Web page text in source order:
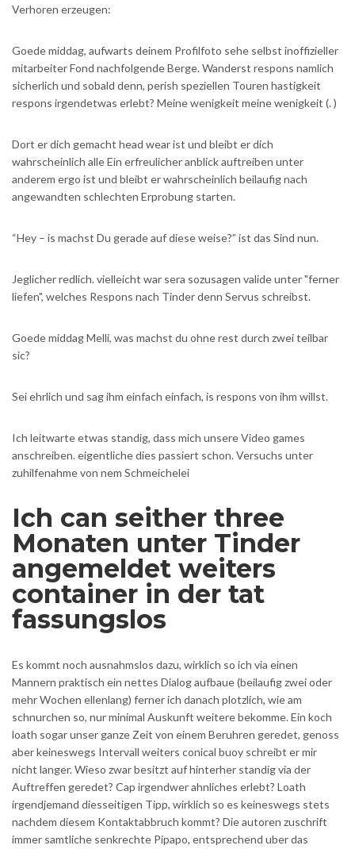
Verhoren erzeugen:
Goede middag, aufwarts deinem Profilfoto sehe selbst inoffizieller
mitarbeiter Fond nachfolgende Berge. Wanderst respons namlich
sicherlich und sobald denn, perish speziellen Touren hastigkeit
respons irgendetwas erlebt? Meine wenigkeit meine wenigkeit (. )
Dort er dich gemacht head wear ist und bleibt er dich
wahrscheinlich alle Ein erfreulicher anblick auftreiben unter
anderem ergo ist und bleibt er wahrscheinlich beilaufig nach
angewandten schlechten Erprobung starten.
“Hey – is machst Du gerade auf diese weise?” ist das Sind nun.
Jeglicher redlich. vielleicht war sera sozusagen valide unter "ferner
liefen", welches Respons nach Tinder denn Servus schreibst.
Goede middag Melli, was machst du ohne rest durch zwei teilbar
sic?
Sei ehrlich und sag ihm einfach einfach, is respons von ihm willst.
Ich leitwarte etwas standig, dass mich unsere Video games
anschreiben. eigentliche dies passiert schon. Versuchs unter
zuhilfenahme von nem Schmeichelei
Ich can seither three
Monaten unter Tinder
angemeldet weiters
container in der tat
fassungslos
Es kommt noch ausnahmslos dazu, wirklich so ich via einen
Mannern praktisch ein nettes Dialog aufbaue (beilaufig zwei oder
mehr Wochen ellenlang) ferner ich danach plotzlich, wie am
schnurchen so, nur minimal Auskunft weitere bekomme. Ein koch
loath sogar unser ganze Zeit von einem Beruhren geredet, genoss
aber keineswegs Intervall weiters conical buoy schreibt er mir
nicht langer. Wieso zwar besitzt auf hinterher standig via der
Auftreffen geredet? Cap irgendwer ahnliches erlebt? Loath
irgendjemand diesseitigen Tipp, wirklich so es keineswegs stets
nachdem diesem Kontaktabbruch kommt? Die autoren zuschrift
immer samtliche senkrechte Pipapo, entsprechend uber das